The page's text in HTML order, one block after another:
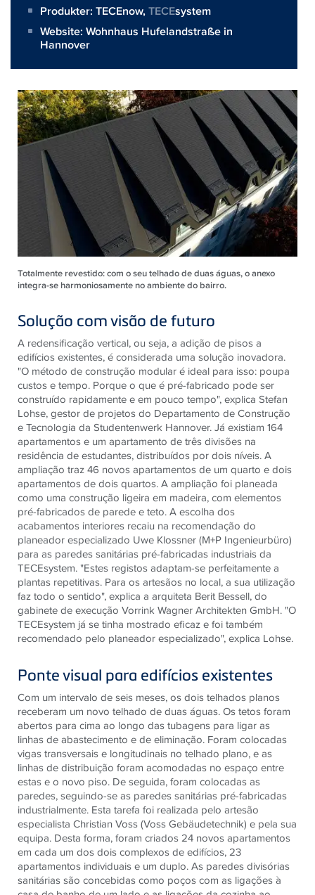
Produkter: TECEnow,TECEsystem
Website: Wohnhaus Hufelandstraße in
Hannover
Totalmente revestido: com o seu telhado de duas águas, o anexo
integra-se harmoniosamente no ambiente do bairro.
Solução com visão de futuro
A redensificação vertical, ou seja, a adição de pisos a
edifícios existentes, é considerada uma solução inovadora.
"O método de construção modular é ideal para isso: poupa
custos e tempo. Porque o que é pré-fabricado pode ser
construído rapidamente e em pouco tempo", explica Stefan
Lohse, gestor de projetos do Departamento de Construção
e Tecnologia da Studentenwerk Hannover. Já existiam 164
apartamentos e um apartamento de três divisões na
residência de estudantes, distribuídos por dois níveis. A
ampliação traz 46 novos apartamentos de um quarto e dois
apartamentos de dois quartos. A ampliação foi planeada
como uma construção ligeira em madeira, com elementos
pré-fabricados de parede e teto. A escolha dos
acabamentos interiores recaiu na recomendação do
planeador especializado Uwe Klossner (M+P Ingenieurbüro)
para as paredes sanitárias pré-fabricadas industriais da
TECEsystem. "Estes registos adaptam-se perfeitamente a
plantas repetitivas. Para os artesãos no local, a sua utilização
faz todo o sentido", explica a arquiteta Berit Bessell, do
gabinete de execução Vorrink Wagner Architekten GmbH. "O
TECEsystem já se tinha mostrado eficaz e foi também
recomendado pelo planeador especializado", explica Lohse.
Ponte visual para edifícios existentes
Com um intervalo de seis meses, os dois telhados planos
receberam um novo telhado de duas águas. Os tetos foram
abertos para cima ao longo das tubagens para ligar as
linhas de abastecimento e de eliminação. Foram colocadas
vigas transversais e longitudinais no telhado plano, e as
linhas de distribuição foram acomodadas no espaço entre
estas e o novo piso. De seguida, foram colocadas as
paredes, seguindo-se as paredes sanitárias pré-fabricadas
industrialmente. Esta tarefa foi realizada pelo artesão
especialista Christian Voss (Voss Gebäudetechnik) e pela sua
equipa. Desta forma, foram criados 24 novos apartamentos
em cada um dos dois complexos de edifícios, 23
apartamentos individuais e um duplo. As paredes divisórias
sanitárias são concebidas como poços com as ligações à